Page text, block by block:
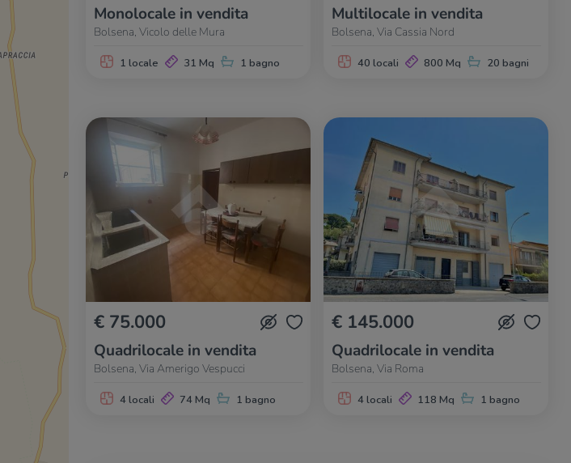
Monolocale in vendita
Bolsena, Vicolo delle Mura
1 locale 31 Mq 1 bagno
Multilocale in vendita
Bolsena, Via Cassia Nord
40 locali 800 Mq 20 bagni
€ 75.000
Quadrilocale in vendita
Bolsena, Via Amerigo Vespucci
4 locali 74 Mq 1 bagno
€ 145.000
Quadrilocale in vendita
Bolsena, Via Roma
4 locali 118 Mq 1 bagno